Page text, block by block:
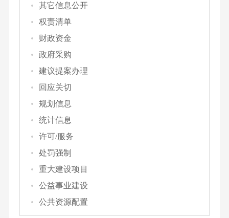
其它信息公开
权责清单
财政资金
政府采购
建议提案办理
回应关切
规划信息
统计信息
许可/服务
处罚强制
重大建设项目
公益事业建设
公共资源配置